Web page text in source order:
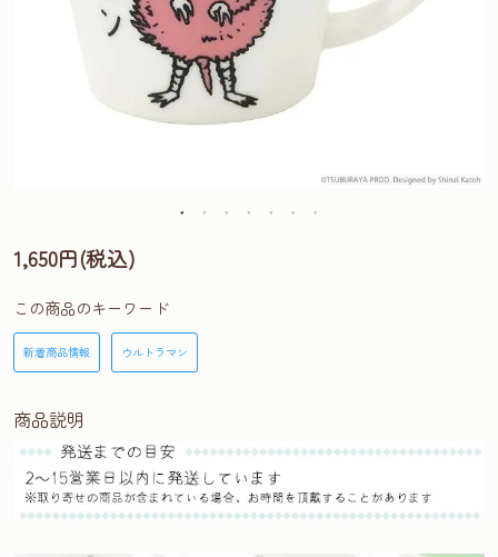
1,650円(税込)
この商品のキーワード
新着商品情報 ウルトラマン
商品説明